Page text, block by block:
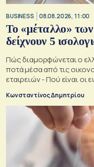
BUSINESS 08.08.2026, 11:00
Το «μέταλλο»
δείχνουν 5
Πώς διαμορφώνεται ο
ποτά μέσα από τις
εταιρειών - Πού είναι οι
Κωνσταντίνος Δημητρίου